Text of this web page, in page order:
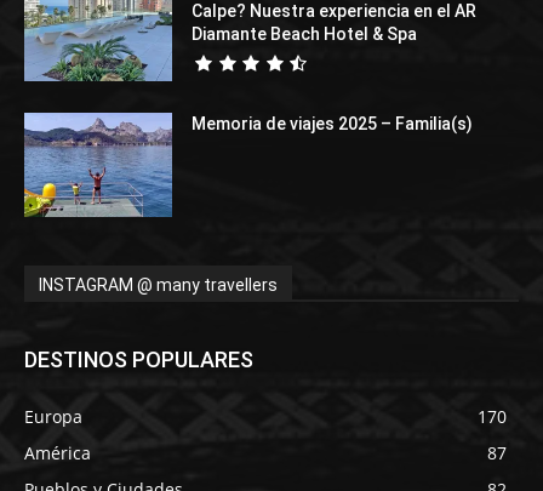
Calpe? Nuestra experiencia en el AR
Diamante Beach Hotel & Spa
Memoria de viajes 2025 – Familia(s)
INSTAGRAM @ many travellers
DESTINOS POPULARES
Europa
170
América
87